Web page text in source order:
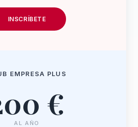
INSCRÍBETE
EMPRESA PLUS
€
AL AÑO